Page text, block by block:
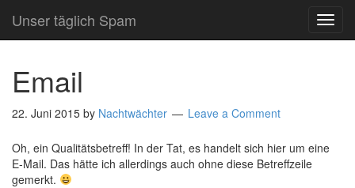
Unser täglich Spam
Email
22. Juni 2015 by Nachtwächter Leave a Comment
Oh, ein Qualitätsbetreff! In der Tat, es handelt sich hier um eine
E-Mail. Das hätte ich allerdings auch ohne diese Betreffzeile
gemerkt.